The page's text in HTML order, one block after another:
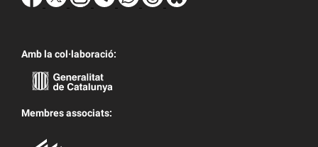
Amb la col·laboració:
Membres associats: